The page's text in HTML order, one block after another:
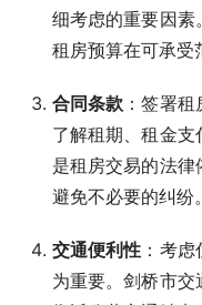
细考虑的重要因素
租房预算在可承受
合同条款 ：签署
了解租期、租金
是租房交易的法律
避免不必要的纠纷。
交通便利性 ：考
为重要。剑桥市